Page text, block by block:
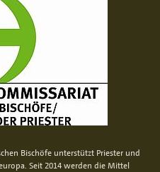
Bischöfe unterstützt Priester und
Seit 2014 werden die Mittel